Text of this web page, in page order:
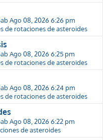
Ago 08, 2026 6:26 pm
de rotaciones de asteroides
Ago 08, 2026 6:25 pm
de rotaciones de asteroides
Ago 08, 2026 6:24 pm
de rotaciones de asteroides
Ago 08, 2026 6:22 pm
de asteroides